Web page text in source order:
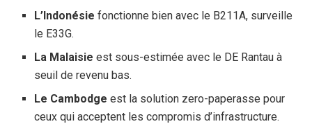
L’Indonésie fonctionne bien avec le B211A, surveille
le E33G.
La Malaisie est sous-estimée avec le DE Rantau à
seuil de revenu bas.
Le Cambodge est la solution zero-paperasse pour
ceux qui acceptent les compromis d’infrastructure.